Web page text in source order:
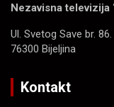
Nezavisna televizija
Ul. Svetog Save br. 86.
76300 Bijeljina
Kontakt